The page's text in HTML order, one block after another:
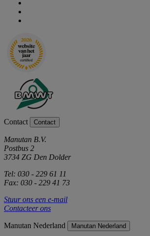
Contact Contact
Manutan B.V.
Postbus 2
3734 ZG Den Dolder
Tel: 030 - 229 61 11
Fax: 030 - 229 41 73
Stuur ons een e-mail
Contacteer ons
Manutan Nederland Manutan Nederland